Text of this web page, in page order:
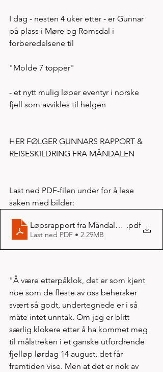
I dag - nesten 4 uker etter - er Gunnar
på plass i Møre og Romsdal i
forberedelsene til
"Molde 7 topper"
- et nytt mulig løper eventyr i norske
fjell som avvikles til helgen
HER FØLGER GUNNARS RAPPORT &
REISESKILDRING FRA MÅNDALEN
Last ned PDF-filen under for å lese
saken med bilder:
Løpsrapport fra Måndalen aug 2021
.pdf
Last ned PDF • 2.29MB
"Å være etterpåklok, det er som kjent
noe som de fleste av oss behersker
svært så godt, undertegnede er i så
måte intet unntak. Om jeg er blitt
særlig klokere etter å ha kommet meg
til målstreken i et ganske utfordrende
fjelløp lørdag 14 august, det får
fremtiden vise. Men at det er nok av